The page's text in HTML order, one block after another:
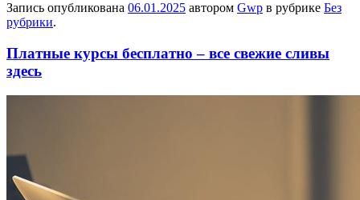
Запись опубликована 06.01.2025 автором Gwp в рубрике Без
рубрики.
Платные курсы бесплатно – все свежие сливы
здесь